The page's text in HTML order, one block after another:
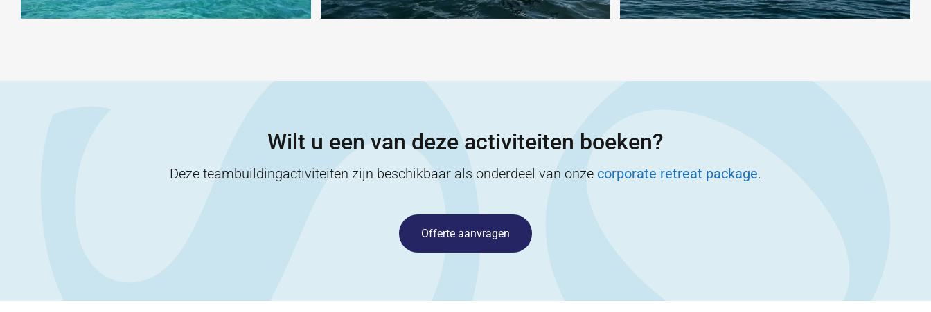
Wilt u een van deze activiteiten boeken?
Deze teambuildingactiviteiten zijn beschikbaar als onderdeel van onze corporate retreat package.
Offerte aanvragen